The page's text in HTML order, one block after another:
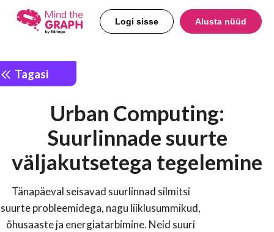
Logi sisse Alusta nüüd
Tagasi
Urban Computing:
Suurlinnade suurte
väljakutsetega tegelemine
Tänapäeval seisavad suurlinnad silmitsi
suurte probleemidega, nagu liiklusummikud,
õhusaaste ja energiatarbimine. Neid suuri